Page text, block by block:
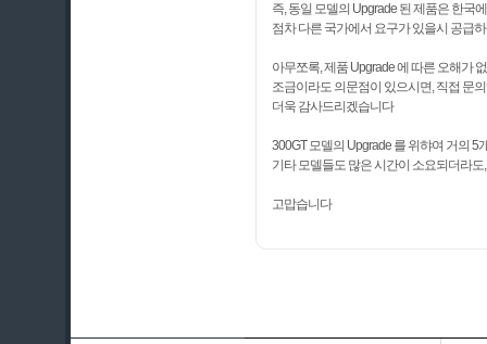
즉, 동일 모델의 Upgrade 된 제품은 한국
점차 다른 국가에서 요구가 있을시 공급
아무쪼록, 제품 Upgrade 에 따른 오해가
조금이라도 의문점이 있으시면, 직접 문
더욱 감사드리겠습니다
300GT 모델의 Upgrade 를 위햐여 거의
기타 모델들도 많은 시간이 소요되더라
고맙습니다